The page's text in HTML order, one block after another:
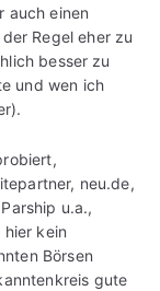
auch einen
Regel eher zu
besser zu
und wen ich
neu.de,
u.a.,
kein
Börsen
gute